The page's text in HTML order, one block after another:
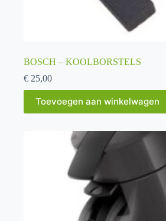
BOSCH – KOOLBORSTELS
€ 25,00
Toevoegen aan winkelwagen